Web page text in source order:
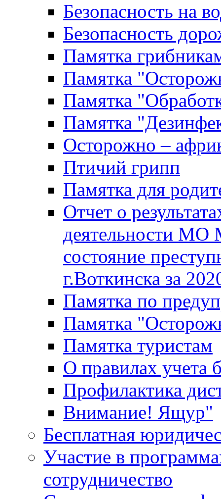
Безопасность на
Безопасность
Памятка
Памятка
Памятка
Памятка
Осторожно –
Птичий грипп
Памятка для
Отчет о
деятельности МО
состояние
г.Воткинска за
Памятка по
Памятка
Памятка туристам
О правилах учета
Профилактика
Внимание! Ящур"
Бесплатная
Участие в
сотрудничество